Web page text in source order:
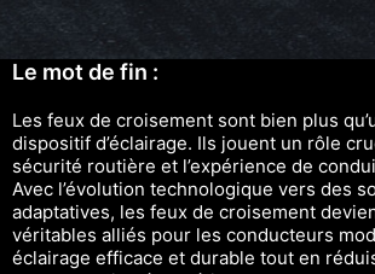
Le mot de fin :
Les feux de croisement sont bien plus
dispositif d’éclairage. Ils jouent un rôle
sécurité routière et l’expérience de
Avec l’évolution technologique vers des
adaptatives, les feux de croisement
véritables alliés pour les conducteurs
éclairage efficace et durable tout en